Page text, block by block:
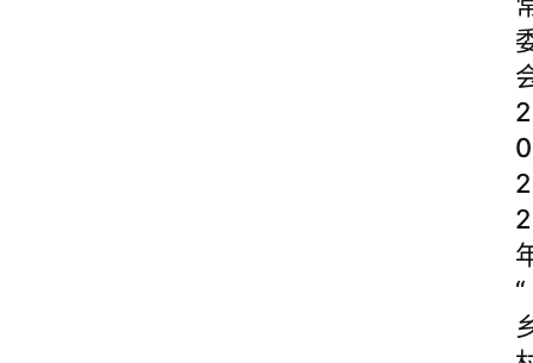
2
0
2
2
“